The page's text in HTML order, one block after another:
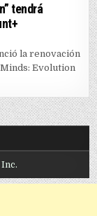
tendrá
MINDS:
la renovación
Evolution